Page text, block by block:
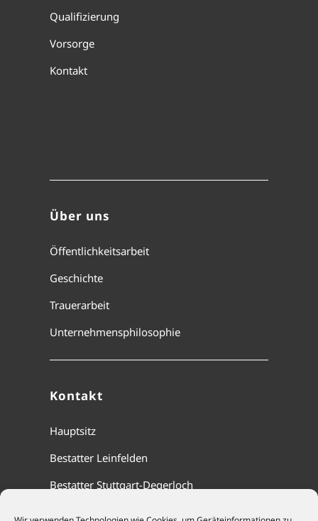
Qualifizierung
Vorsorge
Kontakt
Über uns
Öffentlichkeitsarbeit
Geschichte
Trauerarbeit
Unternehmensphilosophie
Kontakt
Hauptsitz
Bestatter Leinfelden
Bestatter Stuttgart-Degerloch